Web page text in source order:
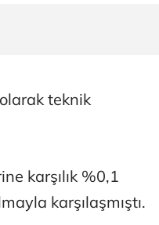
teknik
karşılık %0,1
karşılaşmıştı.